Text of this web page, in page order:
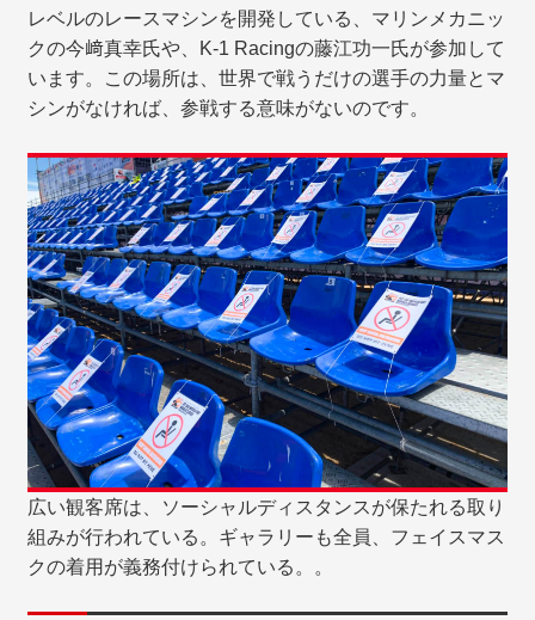
レベルのレースマシンを開発している、マリンメカニッ
クの今﨑真幸氏や、K-1 Racingの藤江功一氏が参加して
います。この場所は、世界で戦うだけの選手の力量とマ
シンがなければ、参戦する意味がないのです。
広い観客席は、ソーシャルディスタンスが保たれる取り
組みが行われている。ギャラリーも全員、フェイスマス
クの着用が義務付けられている。。